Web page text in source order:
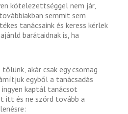
kötelezettséggel nem jár,
semmit sem
tanácsaink és keress kérlek
barátaidnak is, ha
akár csak egy csomag
egyből a tanácsadás
kaptál tanácsot
itt és ne szórd tovább a